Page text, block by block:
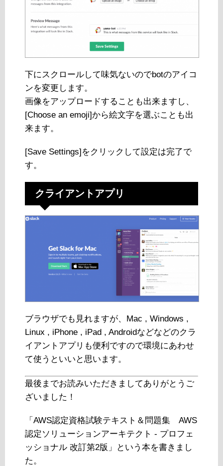
下にスクロールして味気ないのでbotのアイコ
ンを変更します。
画像をアップロードすることも出来ますし、
[Choose an emoji]から絵文字を選ぶことも出
来ます。
[Save Settings]をクリックして設定は完了で
す。
クライアントアプリ
ブラウザでも見れますが、Mac , Windows ,
Linux , iPhone , iPad , Androidなどなどのクラ
イアントアプリも便利ですので環境にあわせ
て使うといいと思います。
最後までお読みいただきましてありがとうご
ざいました！
「AWS認定資格試験テキスト＆問題集 AWS
認定ソリューションアーキテクト - プロフェ
ッショナル 改訂第2版」という本を書きまし
た。